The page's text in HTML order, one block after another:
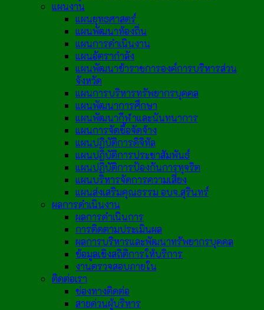
แผนงาน
แผนยุทธศาสตร์
แผนพัฒนาท้องถิ่น
แผนการดำเนินงาน
แผนอัตรากำลัง
แผนพัฒนาข้าราชการองค์การบริหารส่วน
จังหวัด
แผนการบริหารทรัพยากรบุคคล
แผนพัฒนาการศึกษา
แผนพัฒนากีฬาและนันทนาการ
แผนการจัดซื้อจัดจ้าง
แผนปฏิบัติการดิจิทัล
แผนปฏิบัติการประชาสัมพันธ์
แผนปฏิบัติการป้องกันการทุจริต
แผนบริหารจัดการความเสี่ยง
แผนส่งเสริมคุณธรรม อบจ.สุรินทร์
ผลการดำเนินงาน
ผลการดำเนินการ
การติดตามประเมินผล
ผลการบริหารและพัฒนาทรัพยากรบุคคล
ข้อมูลเชิงสถิติการให้บริการ
งานตรวจสอบภายใน
ติดต่อเรา
ช่องทางติดต่อ
สายด่วนผู้บริหาร